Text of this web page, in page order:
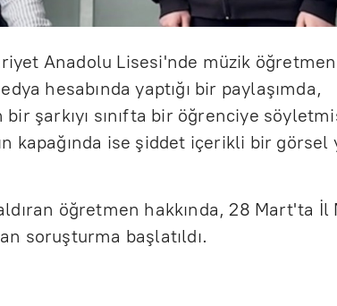
Anadolu Lisesi'nde müzik
hesabında yaptığı bir paylaşımda,
şarkıyı sınıfta bir öğrenciye
kapağında ise şiddet içerikli bir görsel
öğretmen hakkında, 28 Mart'ta İl
soruşturma başlatıldı.